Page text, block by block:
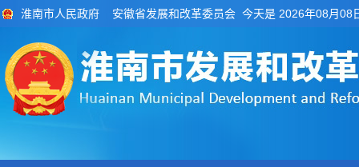
淮南市人民政府 安徽省发展和改革委员会 今天是 2026年08月08